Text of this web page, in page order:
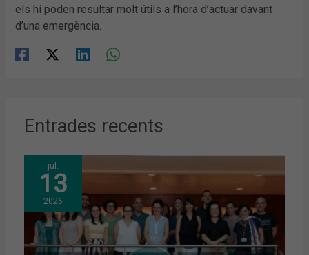
els hi poden resultar molt útils a l’hora d’actuar davant
d’una emergència.
Entrades recents
jul.
13
2026